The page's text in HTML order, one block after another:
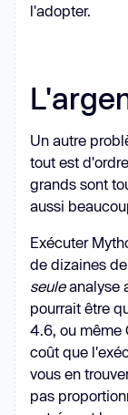
l'adopter.
Un autre
tout est
grands sont
aussi
Exécuter
de dizaines
seuleanalyse
pourrait être
4.6, ou même
coût que
vous en
pas